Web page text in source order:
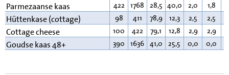
Parmezaanse kaas 422 1768 28,5 40,0 2,0 1,8
Hüttenkase (cottage) 98 411 78,9 12,3 2,5 2,5
Cottage cheese 100 422 79,1 12,8 2,9 2,9
Goudse kaas 48+ 390 1636 41,0 25,5 0,0 0,0